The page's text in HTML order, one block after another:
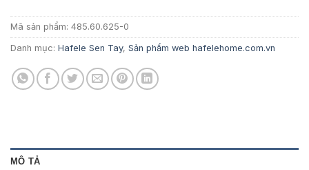
Mã sản phẩm: 485.60.625-0
Danh mục: Hafele Sen Tay, Sản phẩm web hafelehome.com.vn
MÔ TẢ